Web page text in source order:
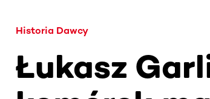
Historia Dawcy
Łukasz